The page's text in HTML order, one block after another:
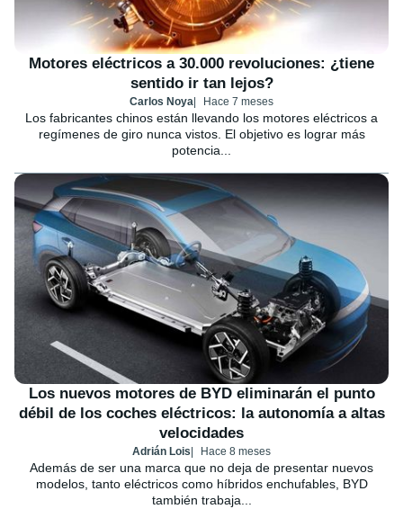
Motores eléctricos a 30.000 revoluciones: ¿tiene
sentido ir tan lejos?
Carlos Noya Hace 7 meses
Los fabricantes chinos están llevando los motores eléctricos a
regímenes de giro nunca vistos. El objetivo es lograr más
potencia...
Los nuevos motores de BYD eliminarán el punto
débil de los coches eléctricos: la autonomía a altas
velocidades
Adrián Lois Hace 8 meses
Además de ser una marca que no deja de presentar nuevos
modelos, tanto eléctricos como híbridos enchufables, BYD
también trabaja...